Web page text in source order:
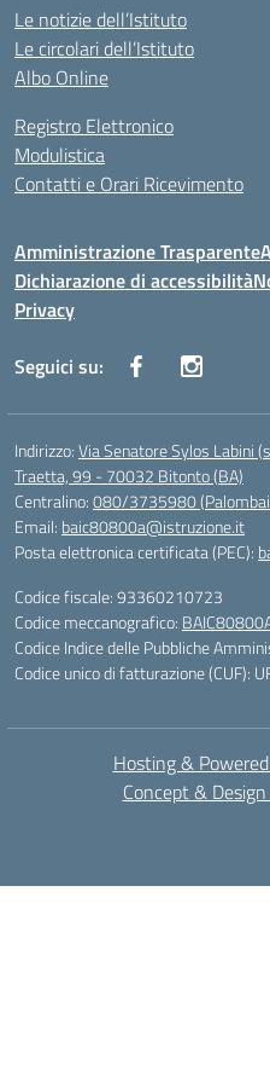
Le notizie dell’Istituto
Le circolari dell’Istituto
Albo Online
Registro Elettronico
Modulistica
Contatti e Orari Ricevimento
Amministrazione Trasparente
Dichiarazione di accessibilità
Privacy
Seguici su:
Indirizzo:Via Senatore Sylos Labini
Traetta, 99 - 70032 Bitonto (BA)
Centralino:080/3735980
Email: baic80800a@istruzione.it
Posta elettronica certificata (PEC):
Codice fiscale: 93360210723
Codice meccanografico:
Codice Indice delle Pubbliche
Codice unico di fatturazione (CUF):
Hosting &
Concept &